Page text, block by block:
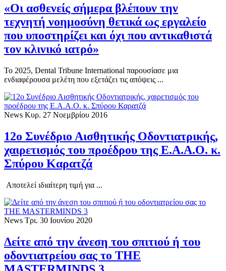
«Οι ασθενείς σήμερα βλέπουν την
τεχνητή νοημοσύνη θετικά ως εργαλείο
που υποστηρίζει και όχι που αντικαθιστά
τον κλινικό ιατρό»
Το 2025, Dental Tribune International παρουσίασε μια
ενδιαφέρουσα μελέτη που εξετάζει τις απόψεις ...
News Κυρ. 27 Νοεμβρίου 2016
12o Συνέδριο Αισθητικής Οδοντιατρικής,
χαιρετισμός του προέδρου της Ε.Α.Α.Ο. κ.
Σπύρου Καρατζά
Αποτελεί ιδιαίτερη τιμή για ...
News Τρι. 30 Ιουνίου 2020
Δείτε από την άνεση του σπιτιού ή του
οδοντιατρείου σας το THE